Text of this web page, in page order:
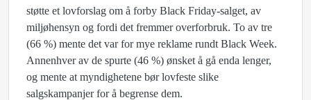
støtte et lovforslag om å forby Black Friday-salget, av
miljøhensyn og fordi det fremmer overforbruk. To av tre
(66 %) mente det var for mye reklame rundt Black Week.
Annenhver av de spurte (46 %) ønsket å gå enda lenger,
og mente at myndighetene bør lovfeste slike
salgskampanjer for å begrense dem.